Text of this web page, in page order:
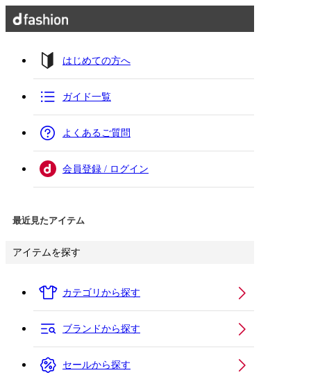
はじめての方へ
ガイド一覧
よくあるご質問
会員登録 / ログイン
最近見たアイテム
アイテムを探す
カテゴリから探す
ブランドから探す
セールから探す